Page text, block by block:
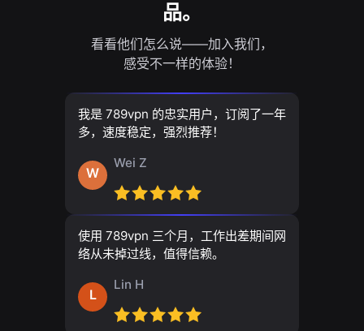
品。
看看他们怎么说——加入我们，
感受不一样的体验！
我是 789vpn 的忠实用户，订阅了一年
多，速度稳定，强烈推荐！
W
Wei Z
使用 789vpn 三个月，工作出差期间网
络从未掉过线，值得信赖。
L
Lin H